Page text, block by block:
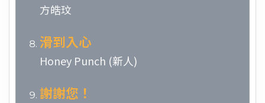
方皓玟
滑到入心
Honey Punch (新人)
謝謝您！